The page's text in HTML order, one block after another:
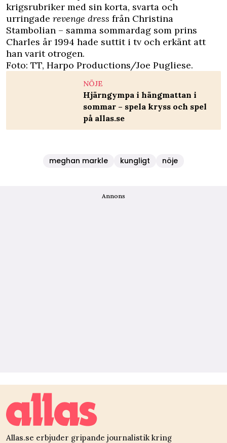
krigsrubriker med sin korta, svarta och
urringade revenge dress från Christina
Stambolian – samma sommardag som prins
Charles år 1994 hade suttit i tv och erkänt att
han varit otrogen.
Foto: TT, Harpo Productions/Joe Pugliese.
NÖJE
Hjärngympa i hängmattan i
sommar – spela kryss och spel
på allas.se
meghan markle kungligt nöje
Annons
Allas.se erbjuder gripande journalistik kring